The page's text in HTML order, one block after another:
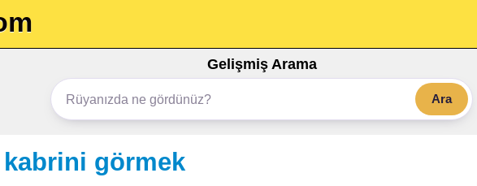
Gelişmiş Arama
Ara
kabrini görmek